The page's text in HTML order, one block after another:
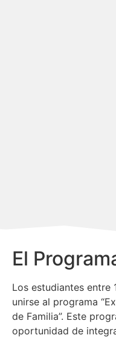
El
Los estudiantes entre
unirse al programa
de Familia”. Este
oportunidad de